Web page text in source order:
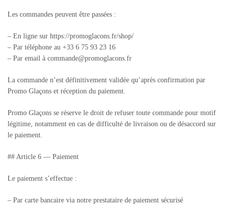
Les commandes peuvent être passées :
– En ligne sur https://promoglacons.fr/shop/
– Par téléphone au +33 6 75 93 23 16
– Par email à commande@promoglacons.fr
La commande n’est définitivement validée qu’après confirmation par
Promo Glaçons et réception du paiement.
Promo Glaçons se réserve le droit de refuser toute commande pour motif
légitime, notamment en cas de difficulté de livraison ou de désaccord sur
le paiement.
## Article 6 — Paiement
Le paiement s’effectue :
– Par carte bancaire via notre prestataire de paiement sécurisé